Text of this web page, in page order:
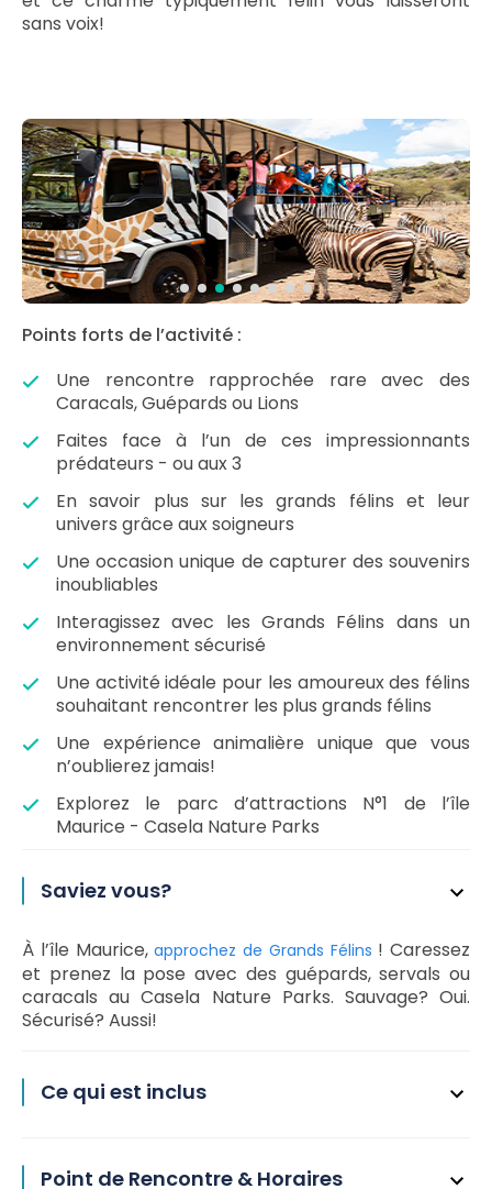
sans voix!
Points forts de l’activité :
Une rencontre rapprochée rare avec des
Caracals, Guépards ou Lions
Faites face à l’un de ces impressionnants
prédateurs - ou aux 3
En savoir plus sur les grands félins et leur
univers grâce aux soigneurs
Une occasion unique de capturer des souvenirs
inoubliables
Interagissez avec les Grands Félins dans un
environnement sécurisé
Une activité idéale pour les amoureux des félins
souhaitant rencontrer les plus grands félins
Une expérience animalière unique que vous
n’oublierez jamais!
Explorez le parc d’attractions N°1 de l’île
Maurice - Casela Nature Parks
Saviez vous?
À l’île Maurice,approchez de Grands Félins ! Caressez
et prenez la pose avec des guépards, servals ou
caracals au Casela Nature Parks. Sauvage? Oui.
Sécurisé? Aussi!
Ce qui est inclus
Point de Rencontre & Horaires